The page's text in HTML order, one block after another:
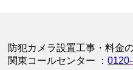
防犯カメラ設置工事・料金
関東コールセンター ：